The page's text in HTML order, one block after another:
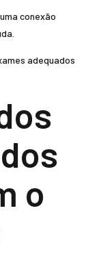
conexão
adequados
o